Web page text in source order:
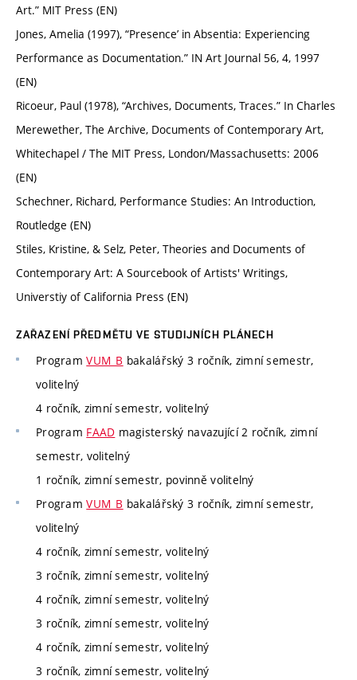
Art.” MIT Press (EN)
Jones, Amelia (1997), “Presence’ in Absentia: Experiencing
Performance as Documentation.” IN Art Journal 56, 4, 1997
(EN)
Ricoeur, Paul (1978), “Archives, Documents, Traces.” In Charles
Merewether, The Archive, Documents of Contemporary Art,
Whitechapel / The MIT Press, London/Massachusetts: 2006
(EN)
Schechner, Richard, Performance Studies: An Introduction,
Routledge (EN)
Stiles, Kristine, & Selz, Peter, Theories and Documents of
Contemporary Art: A Sourcebook of Artists' Writings,
Universtiy of California Press (EN)
ZAŘAZENÍ PŘEDMĚTU VE STUDIJNÍCH PLÁNECH
ProgramVUM_B bakalářský 3 ročník, zimní semestr,
volitelný
4 ročník, zimní semestr, volitelný
Program FAAD magisterský navazující 2 ročník, zimní
semestr, volitelný
1 ročník, zimní semestr, povinně volitelný
ProgramVUM_B bakalářský 3 ročník, zimní semestr,
volitelný
4 ročník, zimní semestr, volitelný
3 ročník, zimní semestr, volitelný
4 ročník, zimní semestr, volitelný
3 ročník, zimní semestr, volitelný
4 ročník, zimní semestr, volitelný
3 ročník, zimní semestr, volitelný